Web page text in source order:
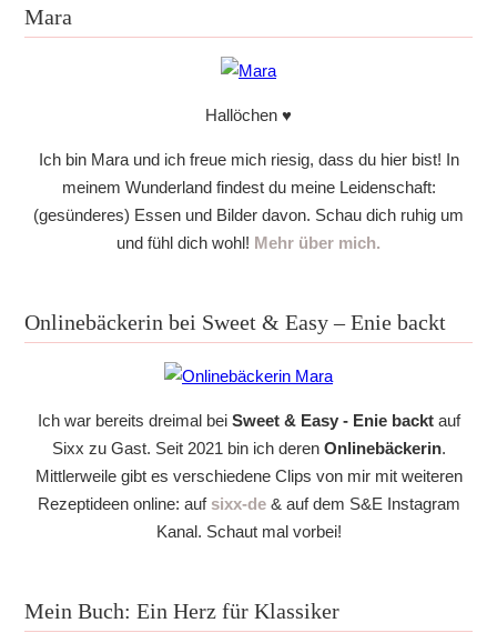
Mara
Hallöchen ♥
Ich bin Mara und ich freue mich riesig, dass du hier bist! In
meinem Wunderland findest du meine Leidenschaft:
(gesünderes) Essen und Bilder davon. Schau dich ruhig um
und fühl dich wohl! Mehr über mich.
Onlinebäckerin bei Sweet & Easy – Enie backt
Ich war bereits dreimal bei Sweet & Easy - Enie backtauf
Sixx zu Gast. Seit 2021 bin ich deren Onlinebäckerin.
Mittlerweile gibt es verschiedene Clips von mir mit weiteren
Rezeptideen online: auf sixx-de& auf dem S&E Instagram
Kanal. Schaut mal vorbei!
Mein Buch: Ein Herz für Klassiker